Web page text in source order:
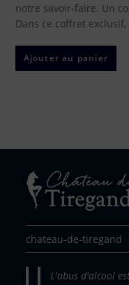
notre savoir-faire. Un
Dans ce coffret
Ajouter au panier
chateau-de-tiregand
L'abus d'alcool